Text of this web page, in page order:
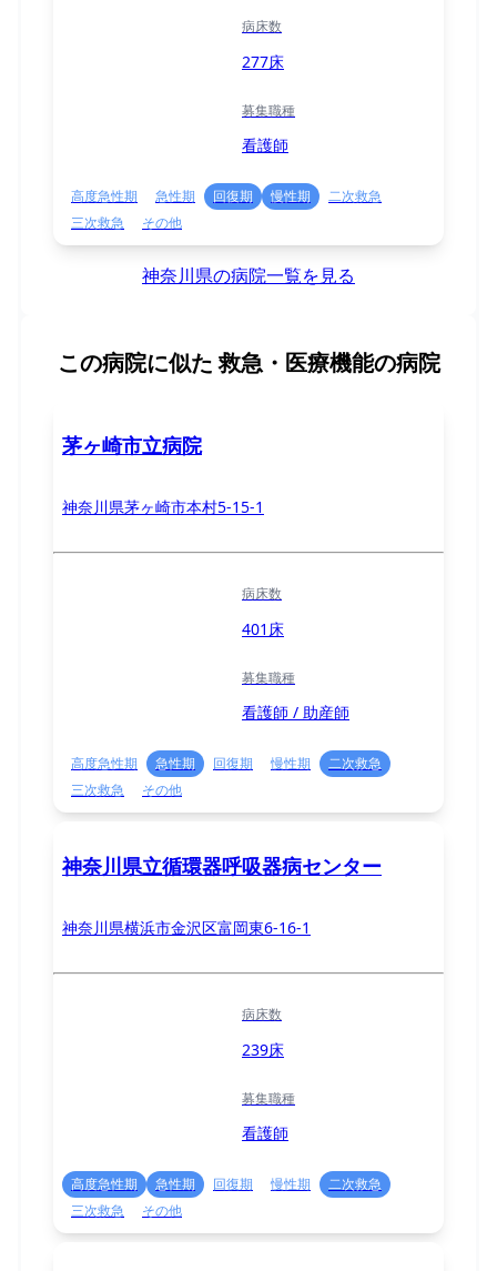
病床数
277床
募集職種
看護師
高度急性期 急性期 回復期 慢性期
二次救急
三次救急
その他
神奈川県の病院一覧を見る
この病院に似た 救急・医療機能の病院
茅ヶ崎市立病院
神奈川県茅ヶ崎市本村5-15-1
病床数
401床
募集職種
看護師 / 助産師
高度急性期 急性期 回復期 慢性期
二次救急
三次救急
その他
神奈川県立循環器呼吸器病センター
神奈川県横浜市金沢区富岡東6-16-1
病床数
239床
募集職種
看護師
高度急性期 急性期 回復期 慢性期
二次救急
三次救急
その他